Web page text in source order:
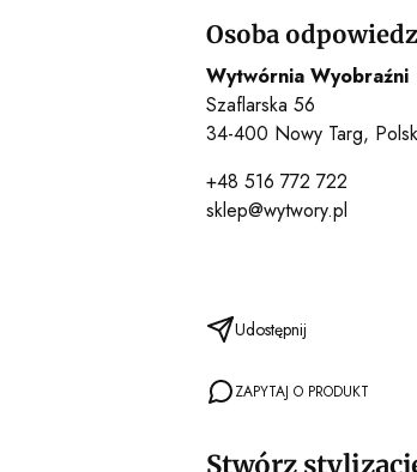
Osoba
Wytwórnia Wyobraźni
Szaflarska 56
34-400 Nowy Targ,
+48 516 772 722
sklep@wytwory.pl
Udostępnij
ZAPYTAJ O PRODUKT
Stwórz